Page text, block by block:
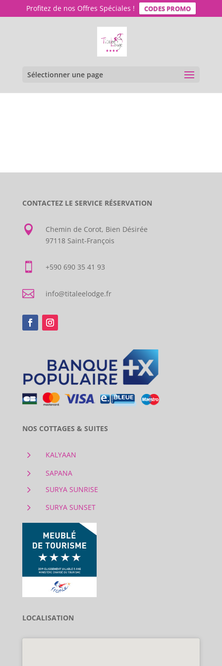
Profitez de nos Offres Spéciales ! CODES PROMO
Sélectionner une page
CONTACTEZ LE SERVICE RÉSERVATION

Chemin de Corot, Bien Désirée
97118 Saint-François
 +590 690 35 41 93
 info@titaleelodge.fr
NOS COTTAGES & SUITES
5 KALYAAN
5 SAPANA
5 SURYA SUNRISE
5 SURYA SUNSET
LOCALISATION